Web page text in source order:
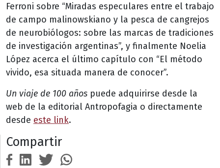
Ferroni sobre “Miradas especulares entre el trabajo
de campo malinowskiano y la pesca de cangrejos
de neurobiólogos: sobre las marcas de tradiciones
de investigación argentinas”, y finalmente Noelia
López acerca el último capítulo con “El método
vivido, esa situada manera de conocer”.
Un viaje de 100 años puede adquirirse desde la
web de la editorial Antropofagia o directamente
desde este link.
Compartir